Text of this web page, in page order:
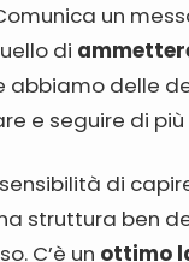
un
di
abbiamo delle
e seguire di
di
struttura ben
C’è un ottimo